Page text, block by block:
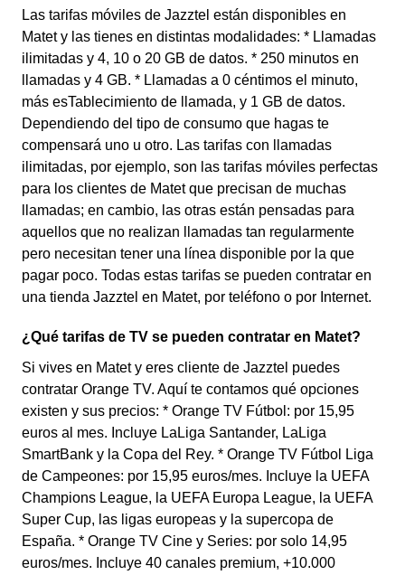
Las tarifas móviles de Jazztel están disponibles en
Matet y las tienes en distintas modalidades: * Llamadas
ilimitadas y 4, 10 o 20 GB de datos. * 250 minutos en
llamadas y 4 GB. * Llamadas a 0 céntimos el minuto,
más esTablecimiento de llamada, y 1 GB de datos.
Dependiendo del tipo de consumo que hagas te
compensará uno u otro. Las tarifas con llamadas
ilimitadas, por ejemplo, son las tarifas móviles perfectas
para los clientes de Matet que precisan de muchas
llamadas; en cambio, las otras están pensadas para
aquellos que no realizan llamadas tan regularmente
pero necesitan tener una línea disponible por la que
pagar poco. Todas estas tarifas se pueden contratar en
una tienda Jazztel en Matet, por teléfono o por Internet.
¿Qué tarifas de TV se pueden contratar en Matet?
Si vives en Matet y eres cliente de Jazztel puedes
contratar Orange TV. Aquí te contamos qué opciones
existen y sus precios: * Orange TV Fútbol: por 15,95
euros al mes. Incluye LaLiga Santander, LaLiga
SmartBank y la Copa del Rey. * Orange TV Fútbol Liga
de Campeones: por 15,95 euros/mes. Incluye la UEFA
Champions League, la UEFA Europa League, la UEFA
Super Cup, las ligas europeas y la supercopa de
España. * Orange TV Cine y Series: por solo 14,95
euros/mes. Incluye 40 canales premium, +10.000